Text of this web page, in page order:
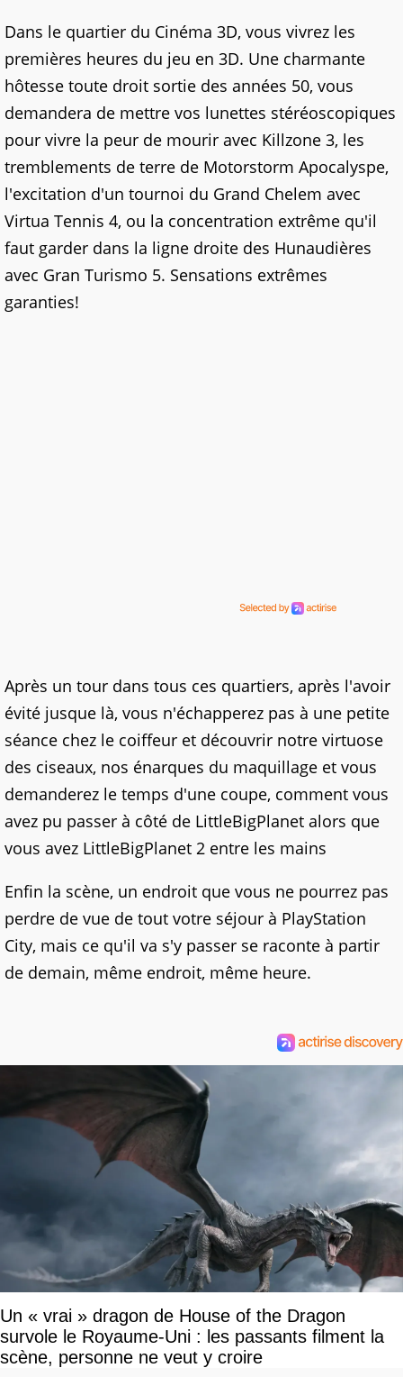
Dans le quartier du Cinéma 3D, vous vivrez les
premières heures du jeu en 3D. Une charmante
hôtesse toute droit sortie des années 50, vous
demandera de mettre vos lunettes stéréoscopiques
pour vivre la peur de mourir avec Killzone 3, les
tremblements de terre de Motorstorm Apocalyspe,
l'excitation d'un tournoi du Grand Chelem avec
Virtua Tennis 4, ou la concentration extrême qu'il
faut garder dans la ligne droite des Hunaudières
avec Gran Turismo 5. Sensations extrêmes
garanties!
Après un tour dans tous ces quartiers, après l'avoir
évité jusque là, vous n'échapperez pas à une petite
séance chez le coiffeur et découvrir notre virtuose
des ciseaux, nos énarques du maquillage et vous
demanderez le temps d'une coupe, comment vous
avez pu passer à côté de LittleBigPlanet alors que
vous avez LittleBigPlanet 2 entre les mains
Enfin la scène, un endroit que vous ne pourrez pas
perdre de vue de tout votre séjour à PlayStation
City, mais ce qu'il va s'y passer se raconte à partir
de demain, même endroit, même heure.
Un « vrai » dragon de House of the Dragon
survole le Royaume-Uni : les passants filment la
scène, personne ne veut y croire